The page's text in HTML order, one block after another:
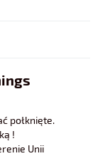
połknięte.
!
Unii